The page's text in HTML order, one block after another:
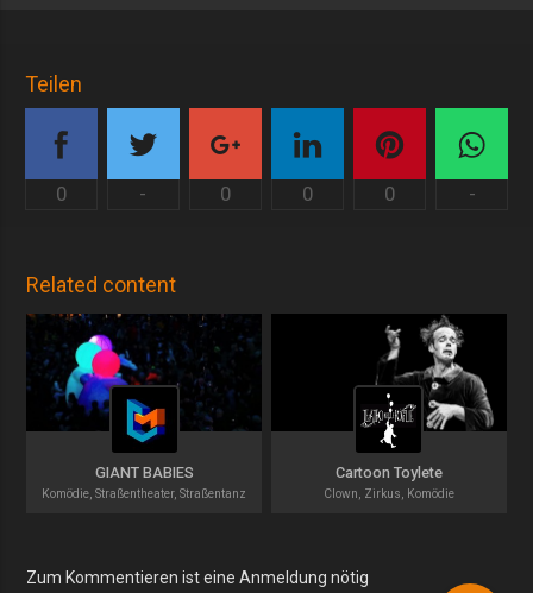
Teilen
0 - 0 0 0 -
Related content
GIANT BABIES
Komödie, Straßentheater, Straßentanz
Cartoon Toylete
Clown, Zirkus, Komödie
Zum Kommentieren ist eine Anmeldung nötig